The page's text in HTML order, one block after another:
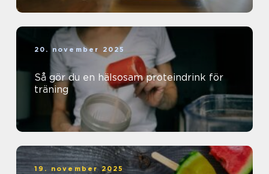
20. november 2025
Så gör du en hälsosam proteindrink för
träning
19. november 2025